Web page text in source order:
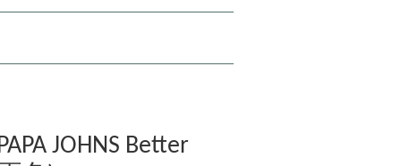
JOHNS Better